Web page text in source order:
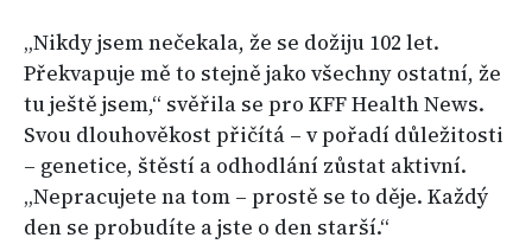
„Nikdy jsem nečekala, že se dožiju 102 let.
Překvapuje mě to stejně jako všechny ostatní, že
tu ještě jsem,“ svěřila se pro KFF Health News.
Svou dlouhověkost přičítá – v pořadí důležitosti
– genetice, štěstí a odhodlání zůstat aktivní.
„Nepracujete na tom – prostě se to děje. Každý
den se probudíte a jste o den starší.“